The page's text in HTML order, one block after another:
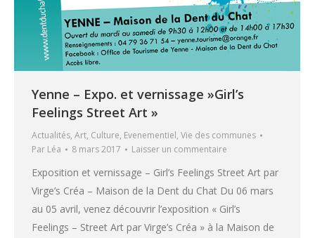
Yenne – Expo. et vernissage »Girl’s
Feelings Street Art »
Actualités, Art, Culture, Evenementiel, Vie des communes
Par Léa 8 mars 2017 Laisser un commentaire
Exposition et vernissage – Girl’s Feelings Street Art par
Virge’s Créa – Maison de la Dent du Chat Du 06 mars
au 05 avril, venez découvrir l’exposition « Girl’s
Feelings – Street Art par Virge’s Créa » à la Maison de